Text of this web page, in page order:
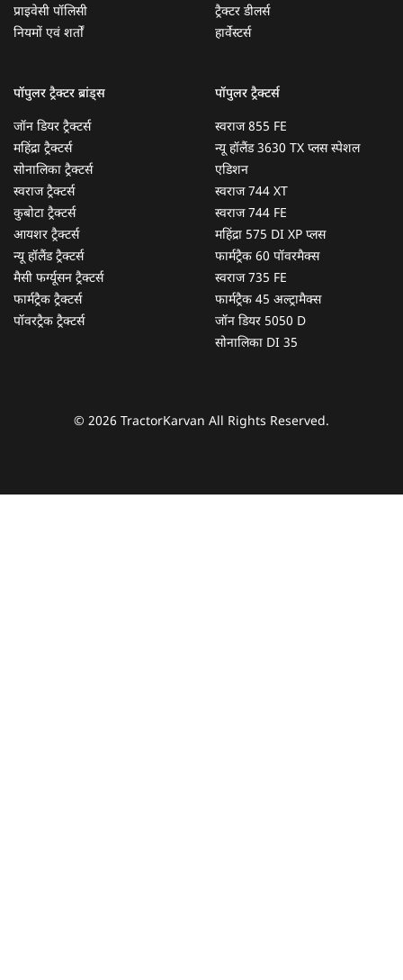
प्राइवेसी पॉलिसी
नियमों एवं शर्तों
ट्रैक्टर डीलर्स
हार्वेस्टर्स
पॉपुलर ट्रैक्टर ब्रांड्स
जॉन डियर ट्रैक्टर्स
महिंद्रा ट्रैक्टर्स
सोनालिका ट्रैक्टर्स
स्वराज ट्रैक्टर्स
कुबोटा ट्रैक्टर्स
आयशर ट्रैक्टर्स
न्यू हॉलैंड ट्रैक्टर्स
मैसी फर्ग्यूसन ट्रैक्टर्स
फार्मट्रैक ट्रैक्टर्स
पॉवरट्रैक ट्रैक्टर्स
पॉपुलर ट्रैक्टर्स
स्वराज 855 FE
न्यू हॉलैंड 3630 TX प्लस स्पेशल
एडिशन
स्वराज 744 XT
स्वराज 744 FE
महिंद्रा 575 DI XP प्लस
फार्मट्रैक 60 पॉवरमैक्स
स्वराज 735 FE
फार्मट्रैक 45 अल्ट्रामैक्स
जॉन डियर 5050 D
सोनालिका DI 35
© 2026 TractorKarvan All Rights Reserved.